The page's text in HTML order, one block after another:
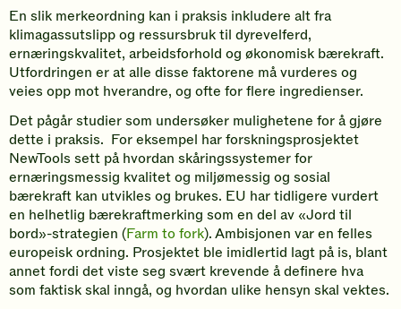
En slik merkeordning kan i praksis inkludere alt fra
klimagassutslipp og ressursbruk til dyrevelferd,
ernæringskvalitet, arbeidsforhold og økonomisk bærekraft.
Utfordringen er at alle disse faktorene må vurderes og
veies opp mot hverandre, og ofte for flere ingredienser.
Det pågår studier som undersøker mulighetene for å gjøre
dette i praksis. For eksempel har forskningsprosjektet
NewTools sett på hvordan skåringssystemer for
ernæringsmessig kvalitet og miljømessig og sosial
bærekraft kan utvikles og brukes. EU har tidligere vurdert
en helhetlig bærekraftmerking som en del av «Jord til
bord»-strategien (Farm to fork). Ambisjonen var en felles
europeisk ordning. Prosjektet ble imidlertid lagt på is, blant
annet fordi det viste seg svært krevende å definere hva
som faktisk skal inngå, og hvordan ulike hensyn skal vektes.